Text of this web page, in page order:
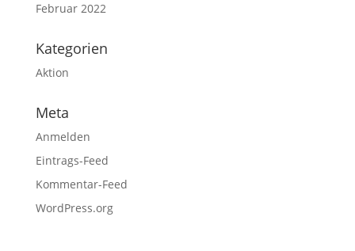
Februar 2022
Kategorien
Aktion
Meta
Anmelden
Eintrags-Feed
Kommentar-Feed
WordPress.org